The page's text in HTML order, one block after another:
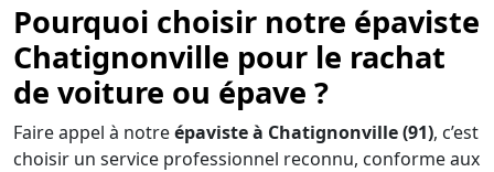
Pourquoi choisir notre épaviste
Chatignonville pour le rachat
de voiture ou épave ?
Faire appel à notreépaviste à Chatignonville (91), c’est
choisir un service professionnel reconnu, conforme aux